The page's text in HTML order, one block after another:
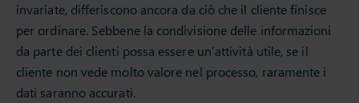
invariate, differiscono ancora da ciò che il cliente finisce
per ordinare. Sebbene la condivisione delle informazioni
da parte dei clienti possa essere un’attività utile, se il
cliente non vede molto valore nel processo, raramente i
dati saranno accurati.